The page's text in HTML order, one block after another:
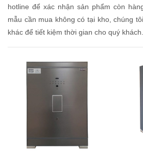
hotline để xác nhận sản phẩm còn
mẫu cần mua không có tại kho, chúng
khác để tiết kiệm thời gian cho quý khách.